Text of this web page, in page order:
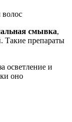
смывка,
Такие препараты
осветление и
оно